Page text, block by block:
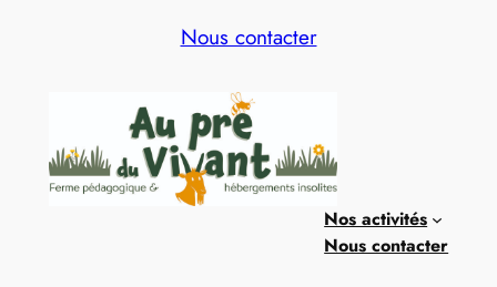
Nous contacter
Nos activités
Nous contacter